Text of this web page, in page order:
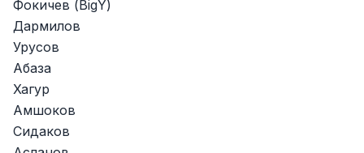
Фокичев (BigY)
Дармилов
Урусов
Абаза
Хагур
Амшоков
Сидаков